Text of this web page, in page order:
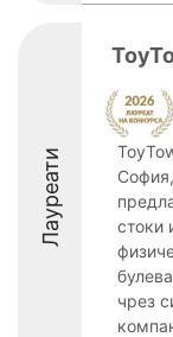
Лауреати
стоки
чрез